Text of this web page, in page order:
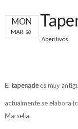
MON
MAR 28
Aperitivos
El tapenadees muy
actualmente se elabora
Marsella.